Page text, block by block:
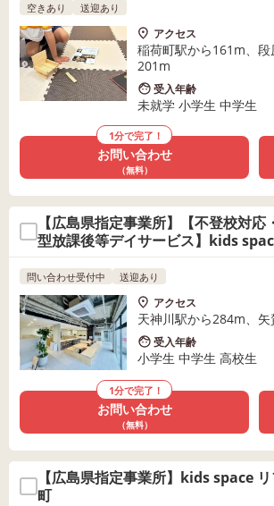
空きあり 送迎あり
アクセス
稲荷町駅から161m、段
201m
受入年齢
未就学 小学生 中学生
1分で完了！
お問い合わせ
（無料）
【広島県指定事業所】【不登校対
型放課後等デイサービス】kids
リトリート府中
問い合わせ受付中 送迎あり
アクセス
天神川駅から284m、
受入年齢
小学生 中学生 高校生
1分で完了！
お問い合わせ
（無料）
【広島県指定事業所】kids space
町